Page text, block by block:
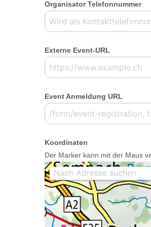
Organisator Telefonnummer
Externe Event-URL
Event Anmeldung URL
Koordinaten
Der Marker kann mit der Maus